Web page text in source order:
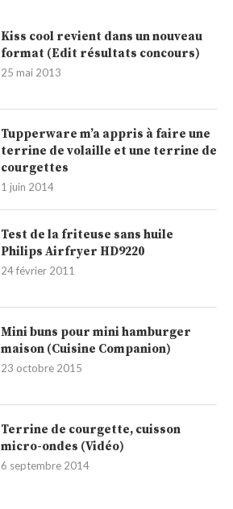
terrine de volaille et une terrine de
1 juin 2014
Test de la friteuse sans huile
Philips Airfryer HD9220
maison (Cuisine Companion)
micro-ondes (Vidéo)